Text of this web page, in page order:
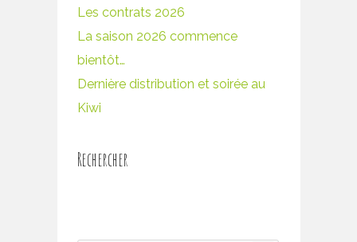
Les contrats 2026
La saison 2026 commence
bientôt…
Dernière distribution et soirée au
Kiwi
Rechercher